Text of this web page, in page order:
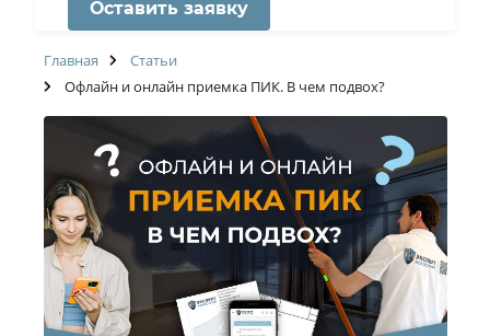
Оставить заявку
Главная
Статьи
Офлайн и онлайн приемка ПИК. В чем подвох?